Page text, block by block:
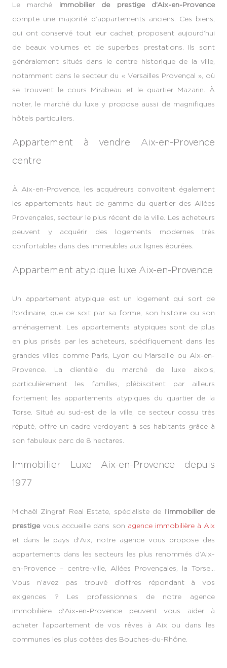
Le marché immobilier de prestige d’Aix-en-Provence
compte une majorité d’appartements anciens. Ces biens,
qui ont conservé tout leur cachet, proposent aujourd’hui
de beaux volumes et de superbes prestations. Ils sont
généralement situés dans le centre historique de la ville,
notamment dans le secteur du « Versailles Provençal », où
se trouvent le cours Mirabeau et le quartier Mazarin. À
noter, le marché du luxe y propose aussi de magnifiques
hôtels particuliers.
Appartement à vendre Aix-en-Provence
centre
À Aix-en-Provence, les acquéreurs convoitent également
les appartements haut de gamme du quartier des Allées
Provençales, secteur le plus récent de la ville. Les acheteurs
peuvent y acquérir des logements modernes très
confortables dans des immeubles aux lignes épurées.
Appartement atypique luxe Aix-en-Provence
Un appartement atypique est un logement qui sort de
l'ordinaire, que ce soit par sa forme, son histoire ou son
aménagement. Les appartements atypiques sont de plus
en plus prisés par les acheteurs, spécifiquement dans les
grandes villes comme Paris, Lyon ou Marseille ou Aix-en-
Provence. La clientèle du marché de luxe aixois,
particulièrement les familles, plébiscitent par ailleurs
fortement les appartements atypiques du quartier de la
Torse. Situé au sud-est de la ville, ce secteur cossu très
réputé, offre un cadre verdoyant à ses habitants grâce à
son fabuleux parc de 8 hectares.
Immobilier Luxe Aix-en-Provence depuis
1977
Michaël Zingraf Real Estate, spécialiste de l’immobilier de
prestigevous accueille dans son agence immobilière à Aix
et dans le pays d'Aix, notre agence vous propose des
appartements dans les secteurs les plus renommés d’Aix-
en-Provence – centre-ville, Allées Provençales, la Torse…
Vous n’avez pas trouvé d’offres répondant à vos
exigences ? Les professionnels de notre agence
immobilière d'Aix-en-Provence peuvent vous aider à
acheter l’appartement de vos rêves à Aix ou dans les
communes les plus cotées des Bouches-du-Rhône.